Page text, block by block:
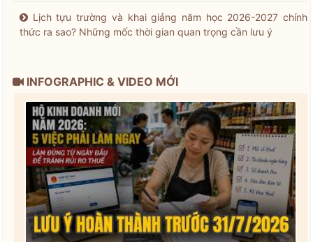
Lịch tựu trường và khai giảng năm học 2026-2027 chính
thức ra sao? Những mốc thời gian quan trọng cần lưu ý
INFOGRAPHIC & VIDEO MỚI